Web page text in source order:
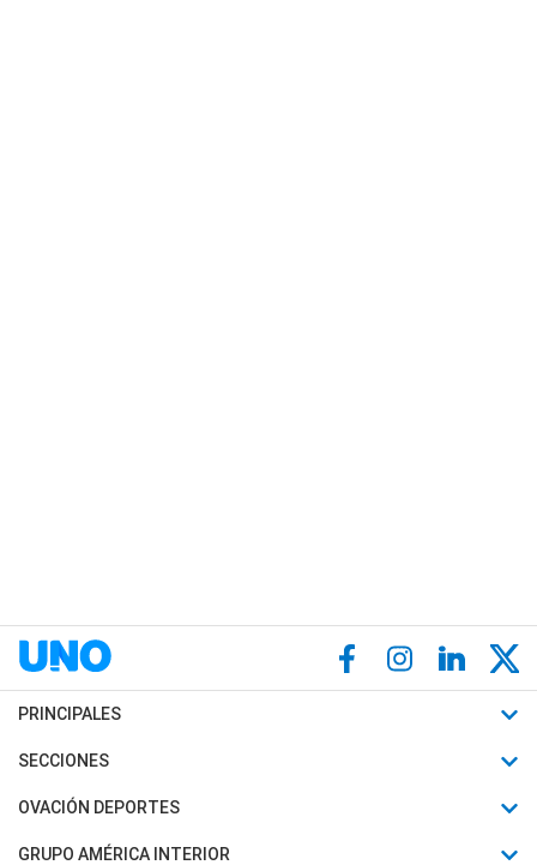
PRINCIPALES
Últimas Noticias
Política
SECCIONES
Horóscopo
Motores
OVACIÓN DEPORTES
Fútbol
GRUPO AMÉRICA INTERIOR